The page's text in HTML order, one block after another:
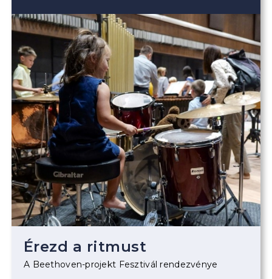
Érezd a ritmust
A Beethoven-projekt Fesztivál rendezvénye